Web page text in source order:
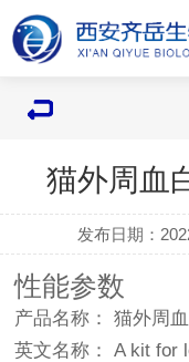
猫外周血
发布日期：
性能参数
产品名称： 猫外周
英文名称： A kit for